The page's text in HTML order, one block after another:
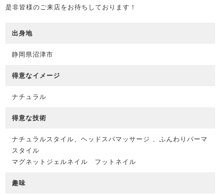
是非皆様のご来店をお待ちしております！
出身地
静岡県沼津市
得意なイメージ
ナチュラル
得意な技術
ナチュラルスタイル、ヘッドスパマッサージ 、ふんわりパーマ
スタイル
マグネットジェルネイル フットネイル
趣味